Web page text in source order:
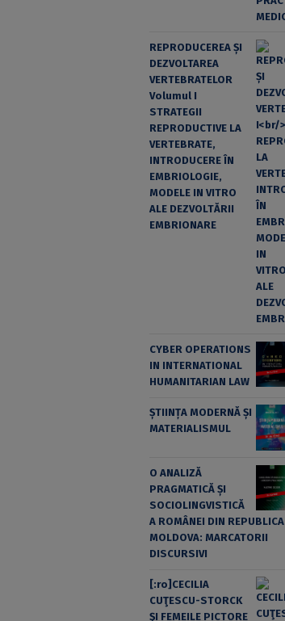
REPRODUCEREA ȘI
DEZVOLTAREA
VERTEBRATELOR
Volumul I
STRATEGII
REPRODUCTIVE LA
VERTEBRATE,
INTRODUCERE ÎN
EMBRIOLOGIE,
MODELE IN VITRO
ALE DEZVOLTĂRII
EMBRIONARE
CYBER OPERATIONS
IN INTERNATIONAL
HUMANITARIAN LAW
ȘTIINȚA MODERNĂ ȘI
MATERIALISMUL
O ANALIZĂ
PRAGMATICĂ ȘI
SOCIOLINGVISTICĂ
A ROMÂNEI DIN REPUBLICA
MOLDOVA: MARCATORII
DISCURSIVI
[:ro]CECILIA
CUŢESCU-STORCK
ŞI FEMEILE PICTORE